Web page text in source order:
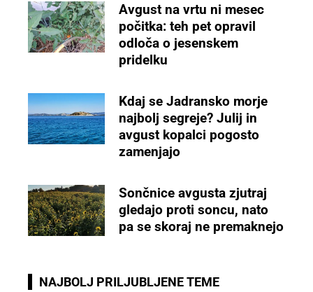
Avgust na vrtu ni mesec
počitka: teh pet opravil
odloča o jesenskem
pridelku
Kdaj se Jadransko morje
najbolj segreje? Julij in
avgust kopalci pogosto
zamenjajo
Sončnice avgusta zjutraj
gledajo proti soncu, nato
pa se skoraj ne premaknejo
NAJBOLJ PRILJUBLJENE TEME